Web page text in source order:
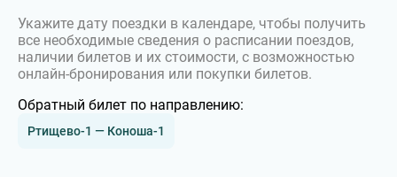
Укажите дату поездки в календаре, чтобы получить
все необходимые сведения о расписании поездов,
наличии билетов и их стоимости, с возможностью
онлайн-бронирования или покупки билетов.
Обратный билет по направлению:
Ртищево-1 — Коноша-1